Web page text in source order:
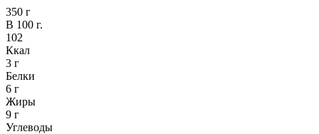
350 г
В 100 г.
102
Ккал
3 г
Белки
6 г
Жиры
9 г
Углеводы